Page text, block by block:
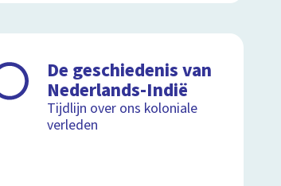
De geschiedenis van
Nederlands-Indië
Tijdlijn over ons koloniale
verleden